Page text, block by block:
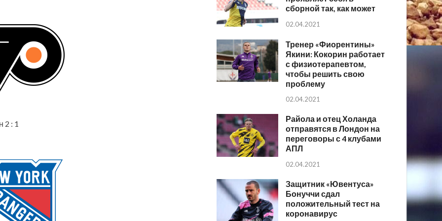
2 : 1
сборной так, как может
02.04.2021
Тренер «Фиорентины»
Якини: Кокорин работает
с физиотерапевтом,
чтобы решить свою
проблему
02.04.2021
Райола и отец Холанда
отправятся в Лондон на
переговоры с 4 клубами
АПЛ
02.04.2021
Защитник «Ювентуса»
Бонуччи сдал
положительный тест на
коронавирус